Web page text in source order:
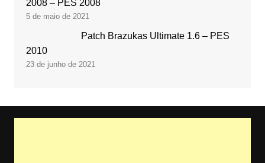
2008 – PES 2008
5 de maio de 2021
Patch Brazukas Ultimate 1.6 – PES
2010
23 de junho de 2021